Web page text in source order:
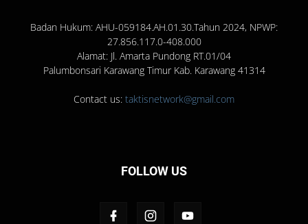
Badan Hukum: AHU-059184.AH.01.30.Tahun 2024, NPWP:
27.856.117.0-408.000
Alamat: Jl. Amarta Pundong RT.01/04
Palumbonsari Karawang Timur Kab. Karawang 41314
Contact us: taktisnetwork@gmail.com
FOLLOW US